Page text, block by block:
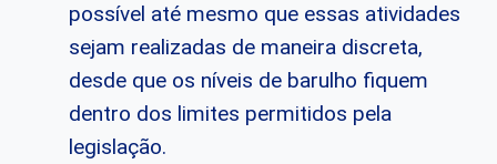
possível até mesmo que essas atividades
sejam realizadas de maneira discreta,
desde que os níveis de barulho fiquem
dentro dos limites permitidos pela
legislação.